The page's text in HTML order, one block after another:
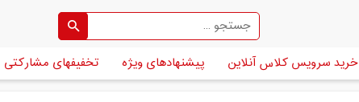
خرید سرویس کلاس آنلاین پیشنهادهای ویژه تخفیفهای مشارکتی